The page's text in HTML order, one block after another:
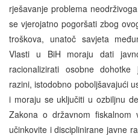
rješavanje problema
se vjerojatno pogoršati zbog
troškova, unatoč savjeta
Vlasti u BiH moraju dati
racionalizirati osobne
razini, istodobno poboljšavajući
i moraju se uključiti u ozbiljnu
Zakona o državnom
učinkovite i disciplinirane javne